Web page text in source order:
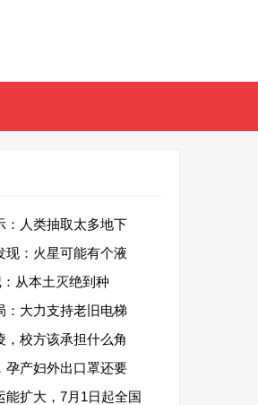
：人类抽取太多地下
现：火星可能有个液
：从本土灭绝到种
：大力支持老旧电梯
，校方该承担什么角
孕产妇外出口罩还要
能扩大，7月1日起全国